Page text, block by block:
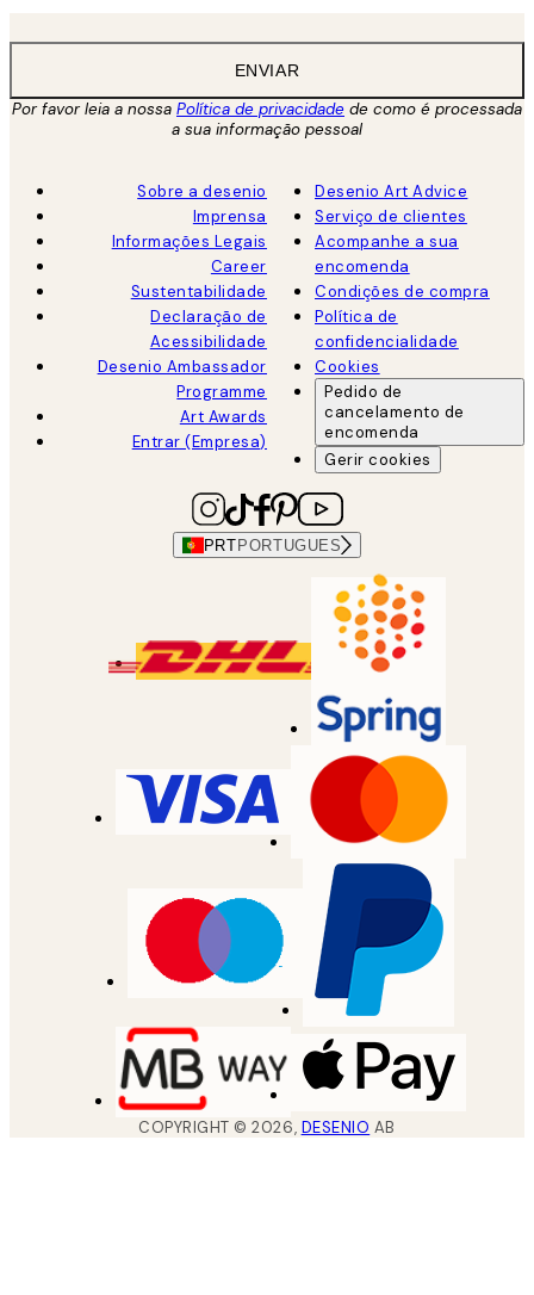
ENVIAR
Por favor leia a nossa Política de privacidade de como é processada
a sua informação pessoal
Sobre a desenio
Imprensa
Informações Legais
Career
Sustentabilidade
Declaração de
Acessibilidade
Desenio Ambassador
Programme
Art Awards
Entrar (Empresa)
Desenio Art Advice
Serviço de clientes
Acompanhe a sua
encomenda
Condições de compra
Política de
confidencialidade
Cookies
Pedido de
cancelamento de
encomenda
Gerir cookies
PRT PORTUGUES
COPYRIGHT ©2026, DESENIO AB